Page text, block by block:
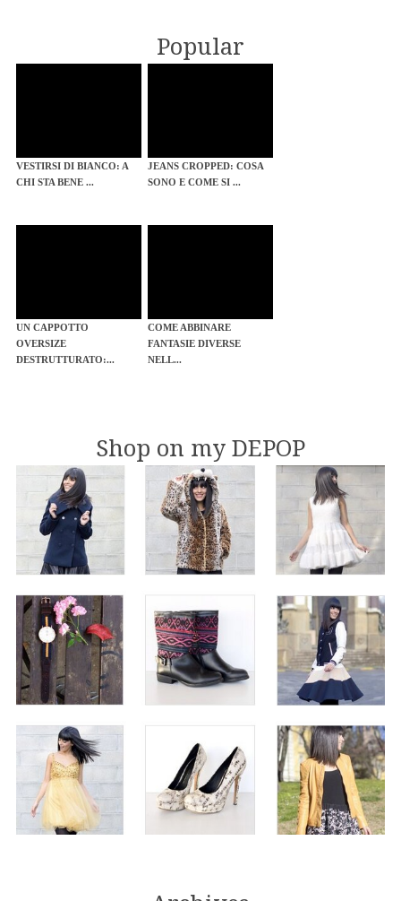
Popular
VESTIRSI DI BIANCO: A
CHI STA BENE ...
JEANS CROPPED: COSA
SONO E COME SI ...
UN CAPPOTTO
OVERSIZE
DESTRUTTURATO:...
COME ABBINARE
FANTASIE DIVERSE
NELL...
Shop on my DEPOP